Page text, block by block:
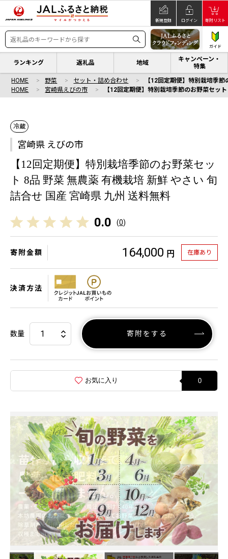
新規登録 ログイン 寄附リスト
ガイド
ランキング 返礼品 地域
キャンペーン・
特集
HOME 野菜 セット・詰め合わせ
【12回定期便】特別栽培季
HOME
宮崎県えびの市 【12回定期便】特別栽培季節のお野菜セッ
冷蔵
宮崎県 えびの市
【12回定期便】特別栽培季節のお野菜セッ
ト 8品 野菜 無農薬 有機栽培 新鮮 やさい 旬
詰合せ 国産 宮崎県 九州 送料無料
0.0 (0)
寄附金額 164,000 円 在庫あり
決済方法
数量 寄附をする
お気に入り 0